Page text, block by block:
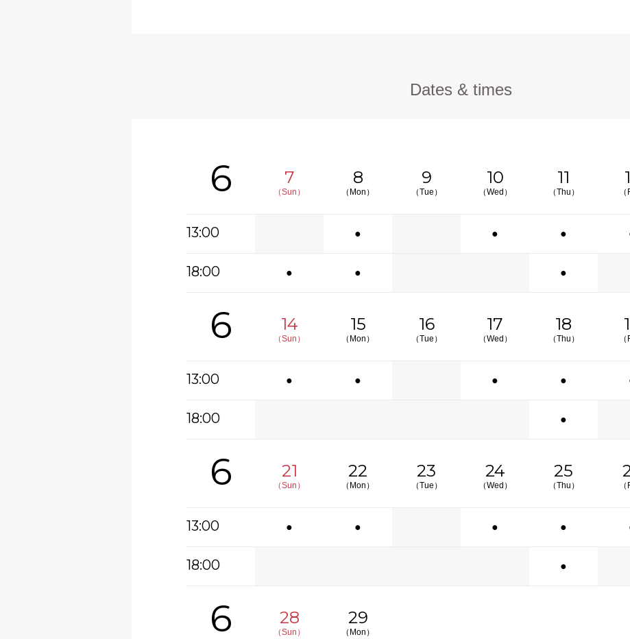
Dates & times
6 7
（Sun）
8
（Mon）
9
（Tue）
10
（Wed）
11
（Thu）
13:00 ● ● ●
18:00 ● ● ●
6 14
（Sun）
15
（Mon）
16
（Tue）
17
（Wed）
18
（Thu）
13:00 ● ● ● ●
18:00 ●
6 21
（Sun）
22
（Mon）
23
（Tue）
24
（Wed）
25
（Thu）
13:00 ● ● ● ●
18:00 ●
6 28
（Sun）
29
（Mon）